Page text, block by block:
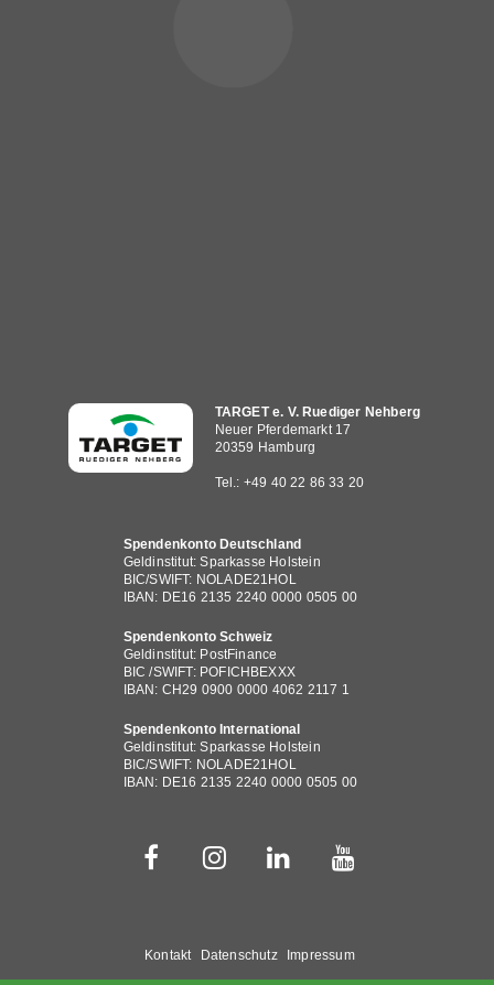
Hauptnavigation
TARGET e. V. Ruediger Nehberg
Neuer Pferdemarkt 17
20359 Hamburg
Tel.: +49 40 22 86 33 20
Spendenkonto Deutschland
Geldinstitut: Sparkasse Holstein
BIC/SWIFT: NOLADE21HOL
IBAN: DE16 2135 2240 0000 0505 00
Spendenkonto Schweiz
Geldinstitut: PostFinance
BIC /SWIFT: POFICHBEXXX
IBAN: CH29 0900 0000 4062 2117 1
Spendenkonto International
Geldinstitut: Sparkasse Holstein
BIC/SWIFT: NOLADE21HOL
IBAN: DE16 2135 2240 0000 0505 00
Kontakt Datenschutz Impressum